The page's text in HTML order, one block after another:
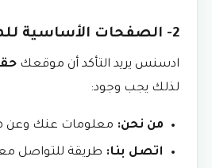
2- الصفحات الأساسية للموقع
ادسنس يريد التأكد أن موقعك
لذلك يجب وجود:
من نحن: معلومات عنك
اتصل بنا: طريقة للتواصل